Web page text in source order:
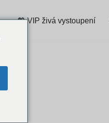
💖 VIP živá vystoupení